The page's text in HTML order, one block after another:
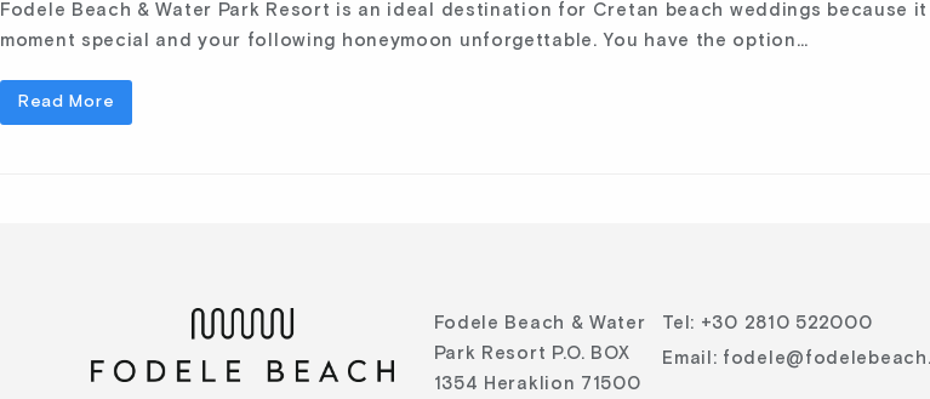
Fodele Beach & Water Park Resort is an ideal destination for Cretan beach weddings
moment special and your following honeymoon unforgettable. You have the option…
Read More
Fodele Beach & Water
Park Resort P.O. BOX
1354 Heraklion 71500
Tel : +30 2810 522000
Email :